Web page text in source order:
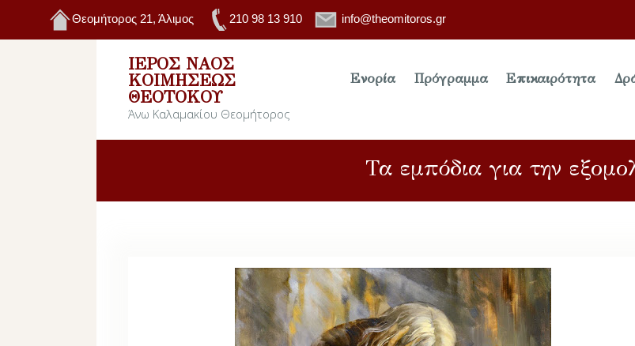
Θεομήτορος 21, Άλιμος 210 98 13 910 info@theomitoros.gr
ΙΕΡΌΣ ΝΑΌΣ
ΚΟΙΜΉΣΕΩΣ
ΘΕΟΤΌΚΟΥ
Άνω Καλαμακίου Θεομήτορος
Ενορία Πρόγραμμα Επικαιρότητα
Τα εμπόδια για την